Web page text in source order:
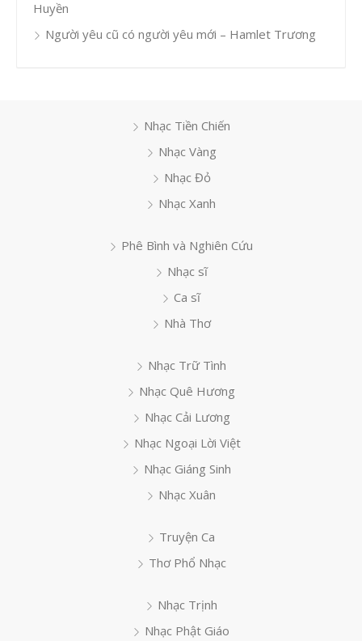
Huyền
Người yêu cũ có người yêu mới – Hamlet Trương
Nhạc Tiền Chiến
Nhạc Vàng
Nhạc Đỏ
Nhạc Xanh
Phê Bình và Nghiên Cứu
Nhạc sĩ
Ca sĩ
Nhà Thơ
Nhạc Trữ Tình
Nhạc Quê Hương
Nhạc Cải Lương
Nhạc Ngoại Lời Việt
Nhạc Giáng Sinh
Nhạc Xuân
Truyện Ca
Thơ Phổ Nhạc
Nhạc Trịnh
Nhạc Phật Giáo